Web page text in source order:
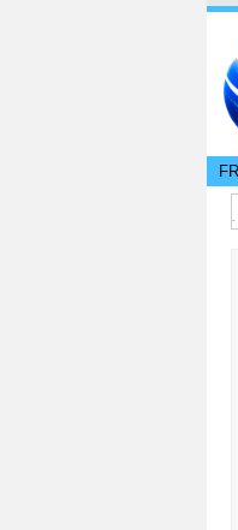
di studiantenan di Aruba a